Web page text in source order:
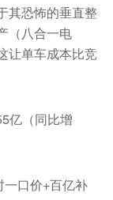
其恐怖的垂直整
（八合一电
让单车成本比竞
亿（同比增